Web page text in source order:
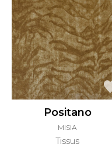
Positano
MISIA
Tissus